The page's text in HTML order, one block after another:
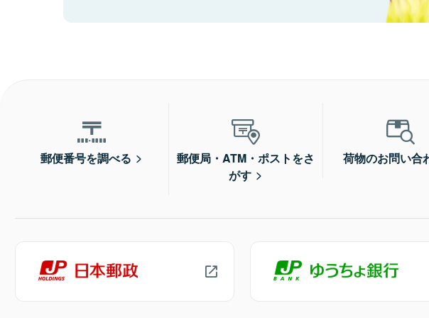
郵便番号を調べる
郵便局・ATM・ポストをさ
がす
荷物のお問い合